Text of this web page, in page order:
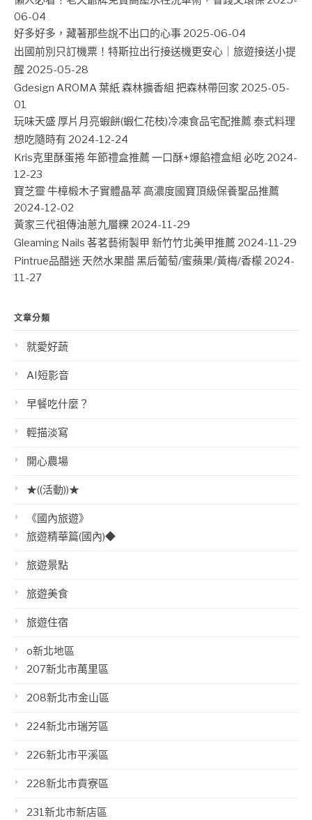
06-04
好多好多，藏著那些說不出口的心事 2025-06-04
出國前別只訂機票！特斯拉出行接送機更安心｜旅遊接送小提
醒 2025-05-28
Gdesign AROMA 葉紙 森林擴香組 把森林帶回家 2025-05-
01
玩味天盛 厚片月亮蝦餅(蝦仁花枝)冷凍食品宅配推薦 泰式料理
想吃隨時有 2024-12-24
Kris克里酥蛋捲 年節禮盒推薦 一口酥+爆餡禮盒組 必吃 2024-
12-23
寶芝靈 牛樟椴木子實體晶萃 高濃度國寶頂級保養聖品推薦
2024-12-02
黃家三代祖傳油蔥九層粿 2024-11-29
Gleaming Nails 茖茗藝術製甲 新竹竹北美甲推薦 2024-11-29
Pintrue品醋迷 天然水果醋 黑后葡萄/蜜蘋果/黃梅/香檬 2024-
11-27
文章分類
就愛好蔬
AI短影音
早餐吃什麼？
輕描淡寫
開心農場
★((活動))★
《國內旅遊》
旅遊精華篇(國內)◆
旅遊景點
旅遊美食
旅遊住宿
o新北地區
207新北市萬里區
208新北市金山區
224新北市瑞芳區
226新北市平溪區
228新北市貢寮區
231新北市新店區